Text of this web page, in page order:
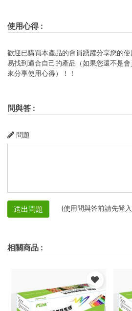
使用心得:
歡迎已購買本產品的會員踴躍分享您的
易找到適合自己的產品（如果您還不是
來分享使用心得）！！
問與答 :
問題
送出問題 (使用問與答前請先登
相關商品 :